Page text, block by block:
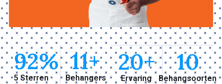
5 Sterren
92%
Behangers
11+
Ervaring
20+
Behangsoorten
10